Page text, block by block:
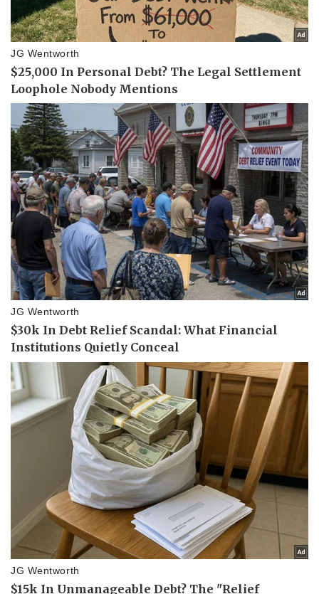
Thể thao
Bóng đá
Lịch thi đấu bóng đá
Thế giới thể thao
eSports
Hậu trường
Ô tô
Xe máy
Tư vấn